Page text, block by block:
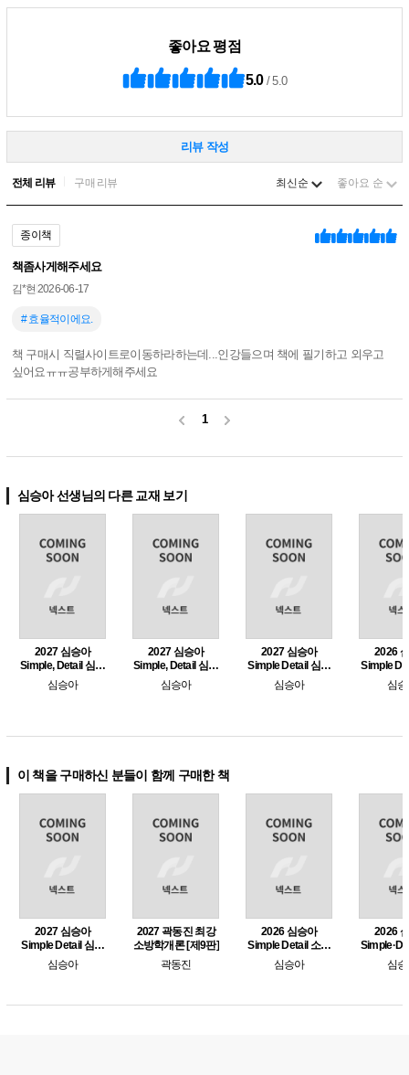
좋아요 평점
5.0/ 5.0
리뷰 작성
전체 리뷰 구매 리뷰 정렬
최신순 좋아요 순
종이책
책좀사게해주세요
김*현 2026-06-17
# 효율적이에요.
책 구매시 직렬사이트로이동하라하는데...인강들으며 책에 필기하고 외우고
싶어요ㅠㅠ공부하게해주세요
1
심승아 선생님의 다른 교재 보기
2027 심승아
Simple, Detail 심테
일 소방관계법규 2
심승아
2027 심승아
Simple, Detail 심테
일 소방관계법규 1
심승아
2027 심승아
Simple Detail 심테
일 소방학개론 1
심승아
2026
Simple
학개론
승아 봉
심
이 책을 구매하신 분들이 함께 구매한 책
2027 심승아
Simple Detail 심테
일 소방학개론 1
심승아
2027 곽동진 최강
소방학개론 [제9판]
곽동진
2026 심승아
Simple Detail 소방
학개론 심봉사 심
승아 봉투 모의고
심승아
2026
학개론
단원별
심